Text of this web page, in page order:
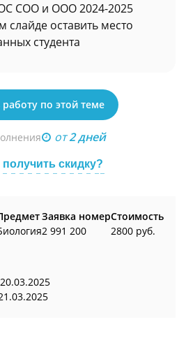
СОО и ООО 2024-2025
слайде оставить место
студента
работу по этой теме
от2 дней
скидку?
Заявка номер
2 991 200
Стоимость
2800 руб.